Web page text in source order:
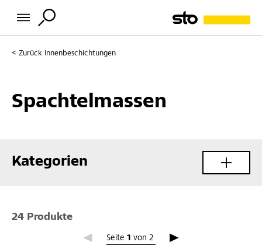
Zurück Innenbeschichtungen
Spachtelmassen
Kategorien
24 Produkte
Seite 1 von 2
Seite 1